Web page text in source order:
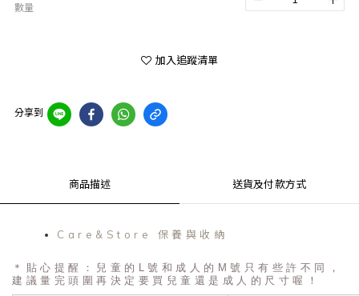
數量
加入追蹤清單
分享到
商品描述 送貨及付款方式
Care&Store 保養與收納
＊貼心提醒：兒童的L號和成人的M號只有些許不同，
建議量完頭圍再決定要買兒童還是成人的尺寸喔！